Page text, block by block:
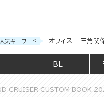
人気キーワード オフィス 三角関
BL
CRUISER CUSTOM BOOK